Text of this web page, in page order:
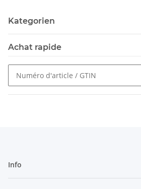
Kategorien
Achat rapide
Info